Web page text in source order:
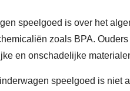
speelgoed is over het
zoals BPA.
en onschadelijke
speelgoed is niet